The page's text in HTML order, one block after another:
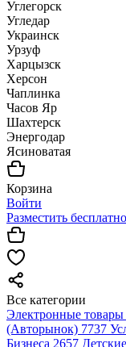
Углегорск
Угледар
Украинск
Урзуф
Харцызск
Херсон
Чаплинка
Часов Яр
Шахтерск
Энергодар
Ясиноватая
Корзина
Войти
Разместить бесплатно
Все категории
Электронные товары
(Авторынок) 7737
Бизнеса 2657